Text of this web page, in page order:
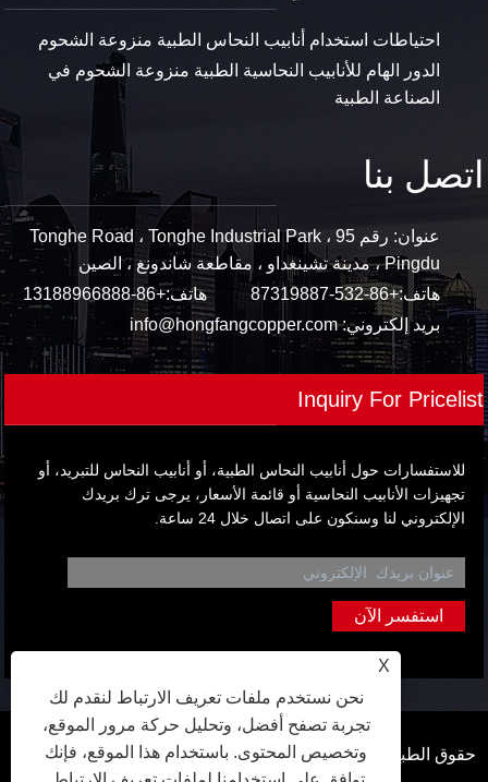
احتياطات استخدام أنابيب النحاس الطبية منزوعة الشحوم
الدور الهام للأنابيب النحاسية الطبية منزوعة الشحوم في
الصناعة الطبية
اتصل بنا
عنوان: رقم 95 Tonghe Road ، Tonghe Industrial Park ،
Pingdu ، مدينة تشينغداو ، مقاطعة شاندونغ ، الصين
هاتف:+86-532-87319887 هاتف:+86-13188966888
بريد إلكتروني:info@hongfangcopper.com
Inquiry For Pricelist
للاستفسارات حول أنابيب النحاس الطبية، أو أنابيب النحاس للتبريد، أو
تجهيزات الأنابيب النحاسية أو قائمة الأسعار، يرجى ترك بريدك
الإلكتروني لنا وسنكون على اتصال خلال 24 ساعة.
حقوق الطبع والنشر © 2024 Qingdao Hongfang Metal Material
X
نحن نستخدم ملفات تعريف الارتباط لنقدم لك
تجربة تصفح أفضل، وتحليل حركة مرور الموقع،
وتخصيص المحتوى. باستخدام هذا الموقع، فإنك